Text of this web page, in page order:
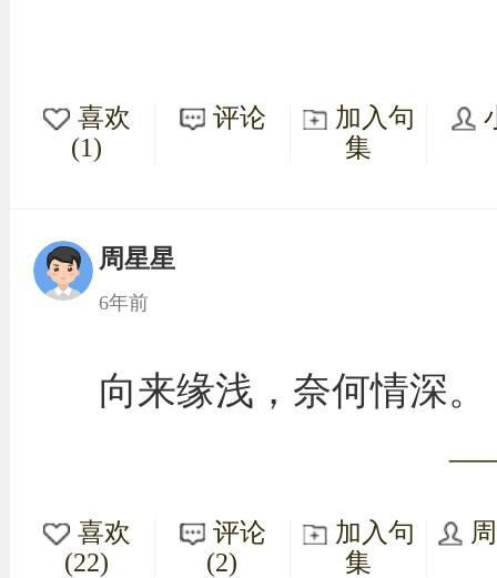
喜欢
(1)
评论
加入句
集
周星星
6年前
向来缘浅，奈何情深。
喜欢
(22)
评论
(2)
加入句
集